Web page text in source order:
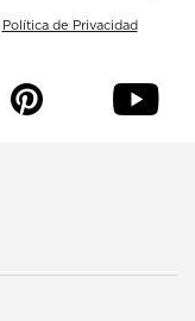
Política de Privacidad
p y